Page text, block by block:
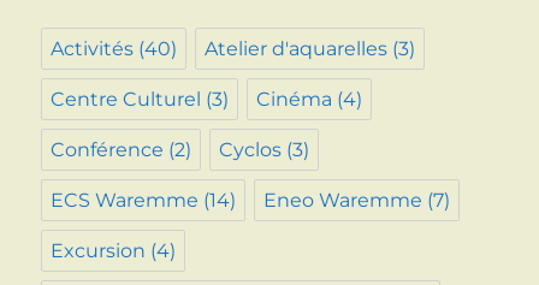
Activités (40) Atelier d'aquarelles (3)
Centre Culturel (3) Cinéma (4)
Conférence (2) Cyclos (3)
ECS Waremme (14) Eneo Waremme (7)
Excursion (4)